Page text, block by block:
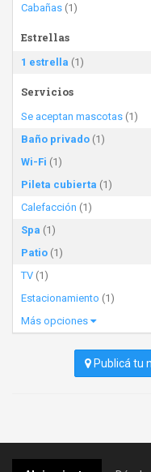
Cabañas (1)
Estrellas
1 estrella (1)
Servicios
Se aceptan mascotas (1)
Baño privado (1)
Wi-Fi (1)
Pileta cubierta (1)
Calefacción (1)
Spa (1)
Patio (1)
TV (1)
Estacionamiento (1)
Más opciones
Publicá tu